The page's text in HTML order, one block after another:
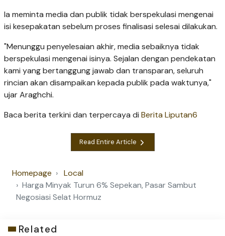
Ia meminta media dan publik tidak berspekulasi mengenai
isi kesepakatan sebelum proses finalisasi selesai dilakukan.
"Menunggu penyelesaian akhir, media sebaiknya tidak
berspekulasi mengenai isinya. Sejalan dengan pendekatan
kami yang bertanggung jawab dan transparan, seluruh
rincian akan disampaikan kepada publik pada waktunya,"
ujar Araghchi.
Baca berita terkini dan terpercaya di Berita Liputan6
Read Entire Article
Homepage
Local
Harga Minyak Turun 6% Sepekan, Pasar Sambut
Negosiasi Selat Hormuz
Related